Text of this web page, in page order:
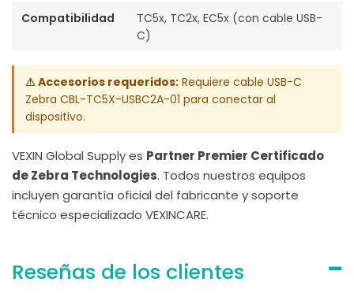
Compatibilidad
TC5x, TC2x, EC5x (con cable USB-
C)
⚠ Accesorios requeridos: Requiere cable USB-C
Zebra CBL-TC5X-USBC2A-01 para conectar al
dispositivo.
VEXIN Global Supply es Partner Premier Certificado
de Zebra Technologies. Todos nuestros equipos
incluyen garantía oficial del fabricante y soporte
técnico especializado VEXINCARE.
Reseñas de los clientes